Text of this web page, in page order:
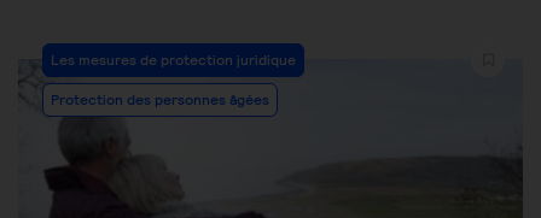
Post
Category:
Les mesures de protection juridique
Protection des personnes âgées